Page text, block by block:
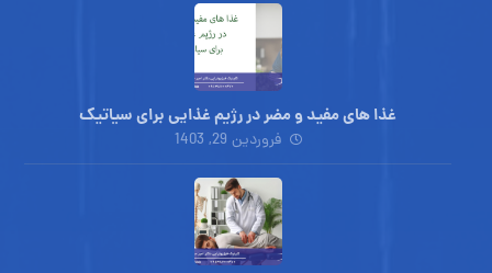
غذا های مفید و مضر در رژیم غذایی برای سیاتیک
فروردین 29, 1403